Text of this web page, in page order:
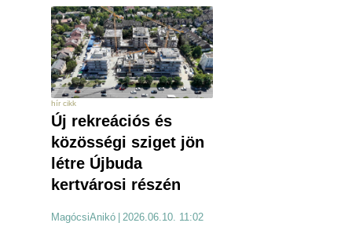
hír cikk
Új rekreációs és
közösségi sziget jön
létre Újbuda
kertvárosi részén
MagócsiAnikó 2026.06.10. 11:02